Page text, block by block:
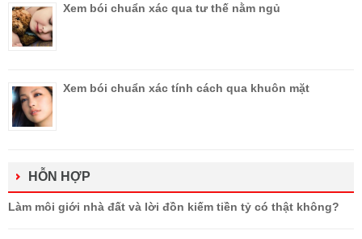
Xem bói chuẩn xác qua tư thế nằm ngủ
Xem bói chuẩn xác tính cách qua khuôn mặt
HỖN HỢP
Làm môi giới nhà đất và lời đồn kiếm tiền tỷ có thật không?